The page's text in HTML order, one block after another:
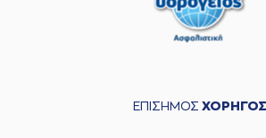
ΕΠΙΣΗΜΟΣ ΧΟΡΗΓΟΣ